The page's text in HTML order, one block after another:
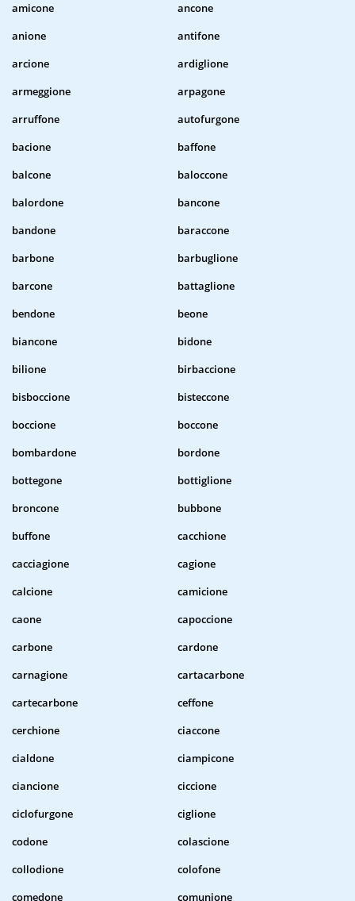
amicone
ancone
anione
antifone
arcione
ardiglione
armeggione
arpagone
arruffone
autofurgone
bacione
baffone
balcone
baloccone
balordone
bancone
bandone
baraccone
barbone
barbuglione
barcone
battaglione
bendone
beone
biancone
bidone
bilione
birbaccione
bisboccione
bisteccone
boccione
boccone
bombardone
bordone
bottegone
bottiglione
broncone
bubbone
buffone
cacchione
cacciagione
cagione
calcione
camicione
caone
capoccione
carbone
cardone
carnagione
cartacarbone
cartecarbone
ceffone
cerchione
ciaccone
cialdone
ciampicone
ciancione
ciccione
ciclofurgone
ciglione
codone
colascione
collodione
colofone
comedone
comunione